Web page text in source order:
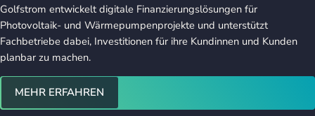
Golfstrom entwickelt digitale Finanzierungslösungen für
Photovoltaik- und Wärmepumpenprojekte und unterstützt
Fachbetriebe dabei, Investitionen für ihre Kundinnen und Kunden
planbar zu machen.
MEHR ERFAHREN